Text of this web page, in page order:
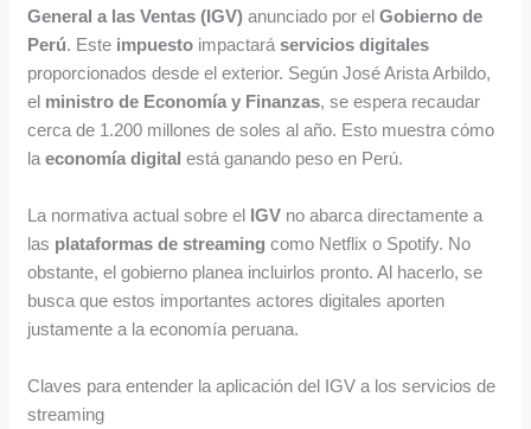
General a las Ventas (IGV) anunciado por elGobierno de
Perú. Este impuesto impactaráservicios digitales
proporcionados desde el exterior. Según José Arista Arbildo,
el ministro de Economía y Finanzas, se espera recaudar
cerca de 1.200 millones de soles al año. Esto muestra cómo
laeconomía digital está ganando peso en Perú.
La normativa actual sobre el IGV no abarca directamente a
las plataformas de streaming como Netflix o Spotify. No
obstante, el gobierno planea incluirlos pronto. Al hacerlo, se
busca que estos importantes actores digitales aporten
justamente a la economía peruana.
Claves para entender la aplicación del IGV a los servicios de
streaming